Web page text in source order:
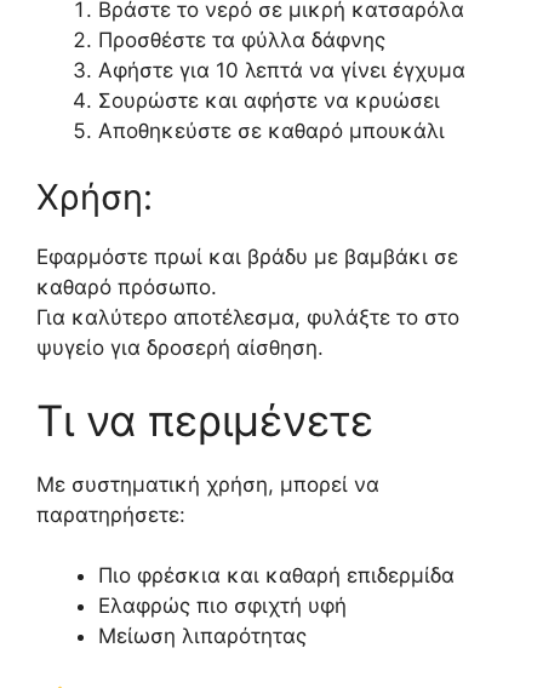
Βράστε το νερό σε μικρή κατσαρόλα
Προσθέστε τα φύλλα δάφνης
Αφήστε για 10 λεπτά να γίνει έγχυμα
Σουρώστε και αφήστε να κρυώσει
Αποθηκεύστε σε καθαρό μπουκάλι
Χρήση:
Εφαρμόστε πρωί και βράδυ με βαμβάκι σε
καθαρό πρόσωπο.
Για καλύτερο αποτέλεσμα, φυλάξτε το στο
ψυγείο για δροσερή αίσθηση.
Τι να περιμένετε
Με συστηματική χρήση, μπορεί να
παρατηρήσετε:
Πιο φρέσκια και καθαρή επιδερμίδα
Ελαφρώς πιο σφιχτή υφή
Μείωση λιπαρότητας